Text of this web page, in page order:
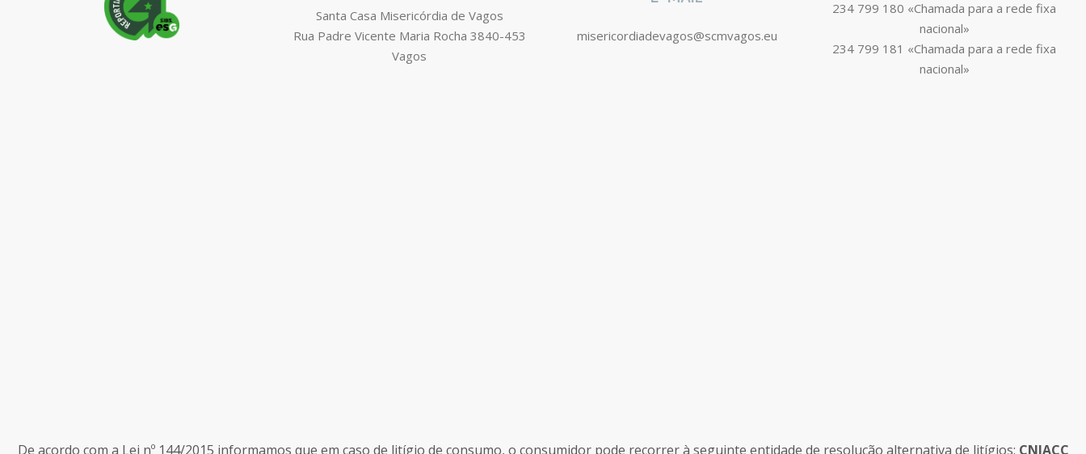
Santa Casa Misericórdia de Vagos
Rua Padre Vicente Maria Rocha 3840-453
Vagos
misericordiadevagos@scmvagos.eu
234 799 180 «Chamada para a rede fixa
nacional»
234 799 181 «Chamada para a rede fixa
nacional»
De acordo com a Lei nº 144/2015 informamos que em caso de litígio de consumo, o consumidor pode recorrer à seguinte entidade de resolução alternativa de litígios: CNIACC